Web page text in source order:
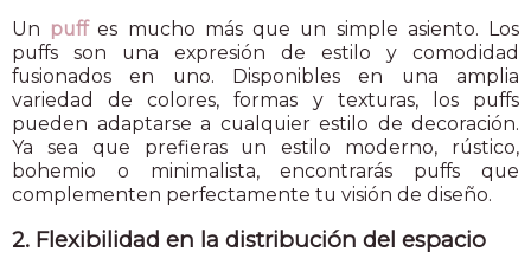
Un puffes mucho más que un simple asiento. Los
puffs son una expresión de estilo y comodidad
fusionados en uno. Disponibles en una amplia
variedad de colores, formas y texturas, los puffs
pueden adaptarse a cualquier estilo de decoración.
Ya sea que prefieras un estilo moderno, rústico,
bohemio o minimalista, encontrarás puffs que
complementen perfectamente tu visión de diseño.
2. Flexibilidad en la distribución del espacio